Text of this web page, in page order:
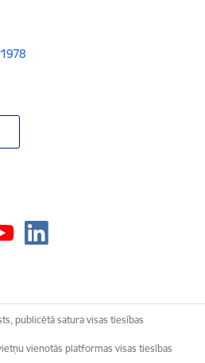
publicētā satura visas tiesības
vienotās platformas visas tiesības